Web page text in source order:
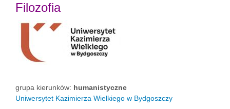
Filozofia
grupa kierunków: humanistyczne
Uniwersytet Kazimierza Wielkiego w Bydgoszczy